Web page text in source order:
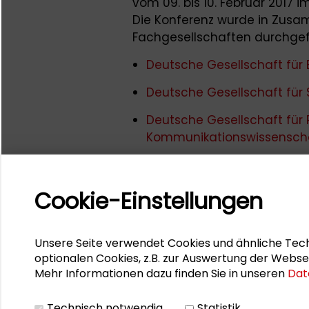
Die Konferenz wurde in
Fachgesellschaften
Deutsche Gesellschaft für
Deutsche Gesellschaft für
Deutsche Gesellschaft für
Verband der Historiker und
Zielsetzung war es,
Balance zwischen der
Wissenschaft und Praxis zu
Impressionen der
Cookie-Einstellungen
Unsere Seite verwendet Cookies und ähnliche
optionalen Cookies, z.B. zur Auswertung der
Mehr Informationen dazu finden Sie in unseren